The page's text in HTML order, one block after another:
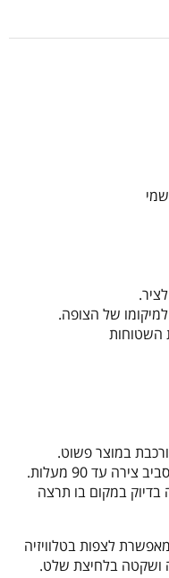
של הצופה.
השטוחות
במוצר פשוט.
עד 90 מעלות.
בדיוק במקום בו תרצה
לצפות בטלוויזיה
ושקטה בלחיצת שלט.